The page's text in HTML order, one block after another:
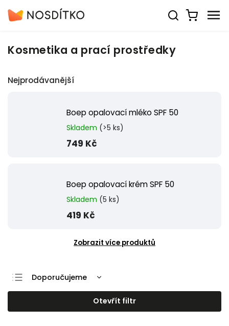
Kosmetika a prací prostředky
Nejprodávanější
Boep opalovací mléko SPF 50
Skladem (>5 ks)
749 Kč
Boep opalovací krém SPF 50
Skladem (5 ks)
419 Kč
Zobrazit více produktů
Doporučujeme
Nejlevnější
Nejdražší
Otevřít filtr